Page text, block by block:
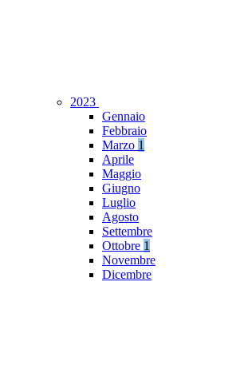
2023
Gennaio
Febbraio
Marzo 1
Aprile
Maggio
Giugno
Luglio
Agosto
Settembre
Ottobre 1
Novembre
Dicembre